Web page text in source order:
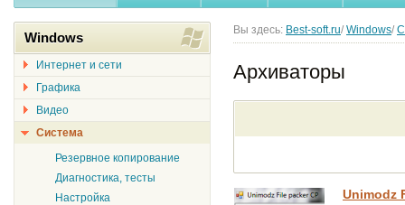
Вы здесь: Best-soft.ru/ Windows/
Архиваторы
Unimodz
Windows
Интернет и сети
Графика
Видео
Система
Резервное копирование
Диагностика, тесты
Настройка